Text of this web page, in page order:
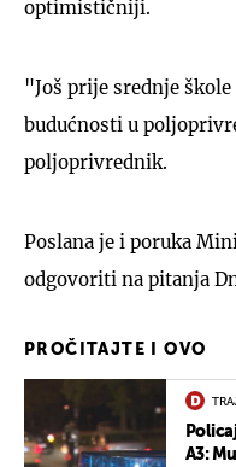
optimističniji.
"Još prije srednje škole
budućnosti u
poljoprivrednik.
Poslana je i poruka
odgovoriti na pitanja
PROČITAJTE I OVO
A3: